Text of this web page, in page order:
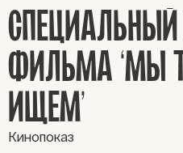
ФИЛЬМА ‘МЫ
ИЩЕМ’
Кинопоказ